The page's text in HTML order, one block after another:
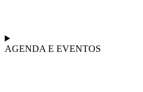
AGENDA E EVENTOS